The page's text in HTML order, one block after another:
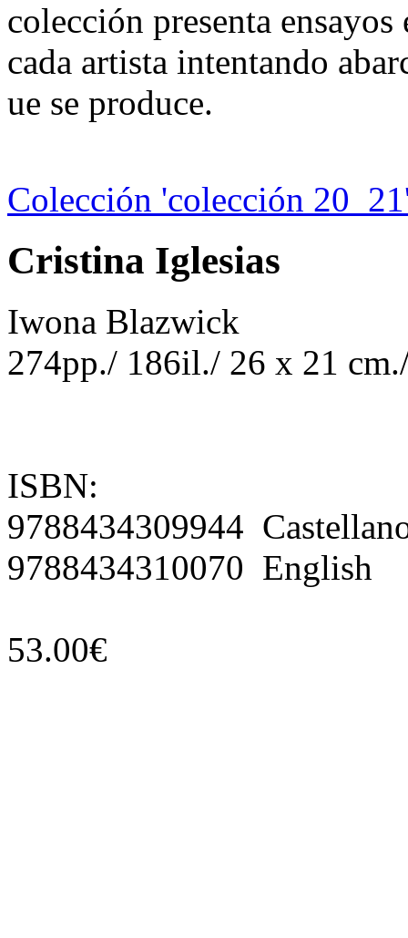
colección presenta
cada artista intentando
ue se produce.
Colección 'colección
Cristina Iglesias
Iwona Blazwick
274pp./ 186il./ 26 x 21
ISBN:
9788434309944
9788434310070 English
53.00€